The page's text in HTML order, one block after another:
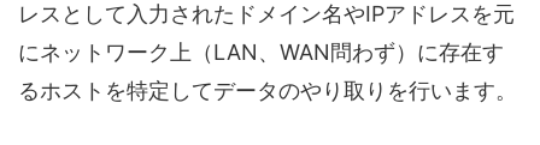
レスとして入力されたドメイン名やIPアドレスを元
にネットワーク上（LAN、WAN問わず）に存在す
るホストを特定してデータのやり取りを行います。